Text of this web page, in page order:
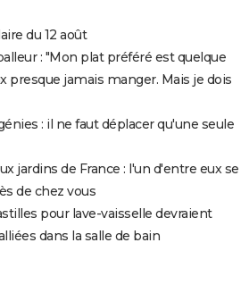
du 12 août
: "Mon plat préféré est quelque
presque jamais manger. Mais je dois
: il ne faut déplacer qu'une seule
jardins de France : l'un d'entre eux se
de chez vous
pour lave-vaisselle devraient
dans la salle de bain